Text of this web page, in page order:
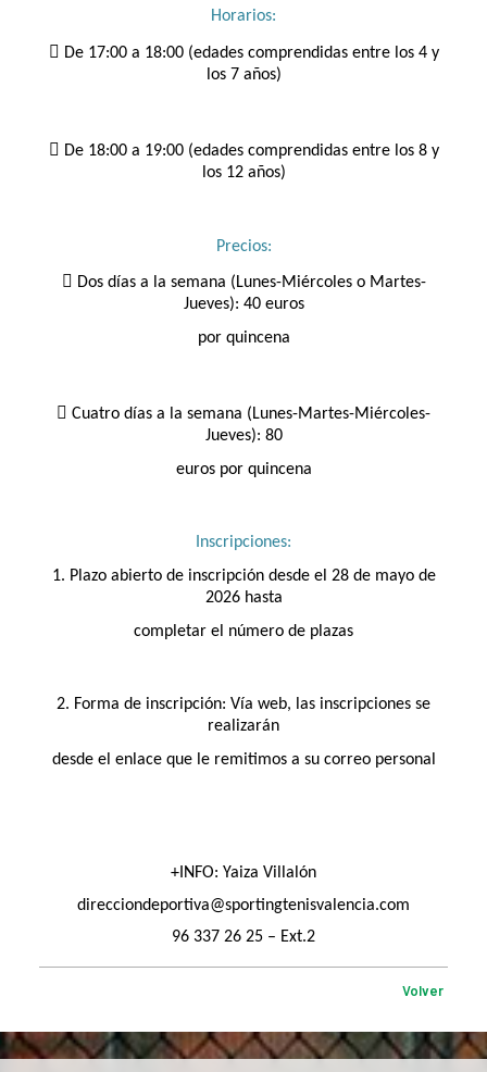
Horarios:
 De 17:00 a 18:00 (edades comprendidas entre los 4 y
los 7 años)
 De 18:00 a 19:00 (edades comprendidas entre los 8 y
los 12 años)
Precios:
 Dos días a la semana (Lunes-Miércoles o Martes-
Jueves): 40 euros
por quincena
 Cuatro días a la semana (Lunes-Martes-Miércoles-
Jueves): 80
euros por quincena
Inscripciones:
1. Plazo abierto de inscripción desde el 28 de mayo de
2026 hasta
completar el número de plazas
2. Forma de inscripción: Vía web, las inscripciones se
realizarán
desde el enlace que le remitimos a su correo personal
+INFO: Yaiza Villalón
direcciondeportiva@sportingtenisvalencia.com
96 337 26 25 – Ext.2
Volver